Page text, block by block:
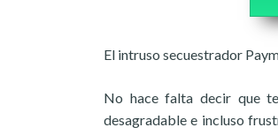
El intruso secuestrador
No hace falta decir que
desagradable e incluso